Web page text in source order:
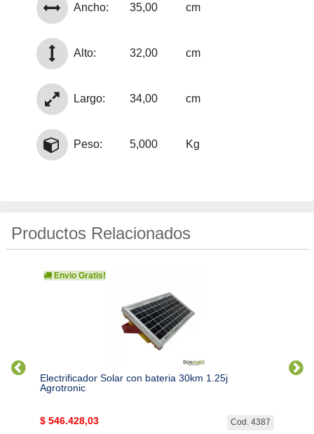
Ancho: 35,00 cm
Alto: 32,00 cm
Largo: 34,00 cm
Peso: 5,000 Kg
Productos Relacionados
Envio Gratis!
Electrificador Solar con bateria 30km 1.25j
Agrotronic
Cod. 4387
$ 546.428,03